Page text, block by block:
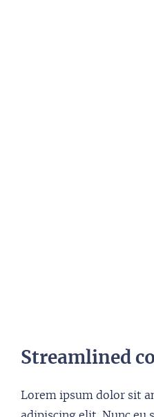
Streamlined
Lorem ipsum dolor sit